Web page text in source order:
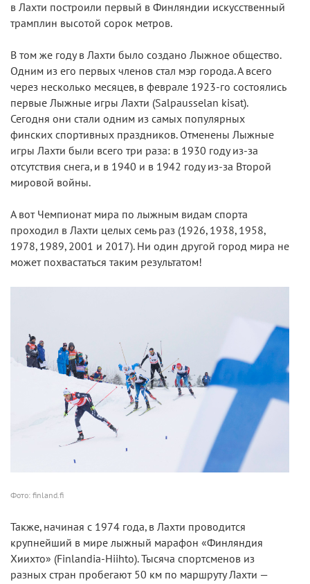
в Лахти построили первый в Финляндии искусственный
трамплин высотой сорок метров.
В том же году в Лахти было создано Лыжное общество.
Одним из его первых членов стал мэр города. А всего
через несколько месяцев, в феврале 1923-го состоялись
первые Лыжные игры Лахти (Salpausselan kisat).
Сегодня они стали одним из самых популярных
финских спортивных праздников. Отменены Лыжные
игры Лахти были всего три раза: в 1930 году из-за
отсутствия снега, и в 1940 и в 1942 году из-за Второй
мировой войны.
А вот Чемпионат мира по лыжным видам спорта
проходил в Лахти целых семь раз (1926, 1938, 1958,
1978, 1989, 2001 и 2017). Ни один другой город мира не
может похвастаться таким результатом!
Фото: finland.fi
Также, начиная с 1974 года, в Лахти проводится
крупнейший в мире лыжный марафон «Финляндия
Хиихто» (Finlandia-Hiihto). Тысяча спортсменов из
разных стран пробегают 50 км по маршруту Лахти —